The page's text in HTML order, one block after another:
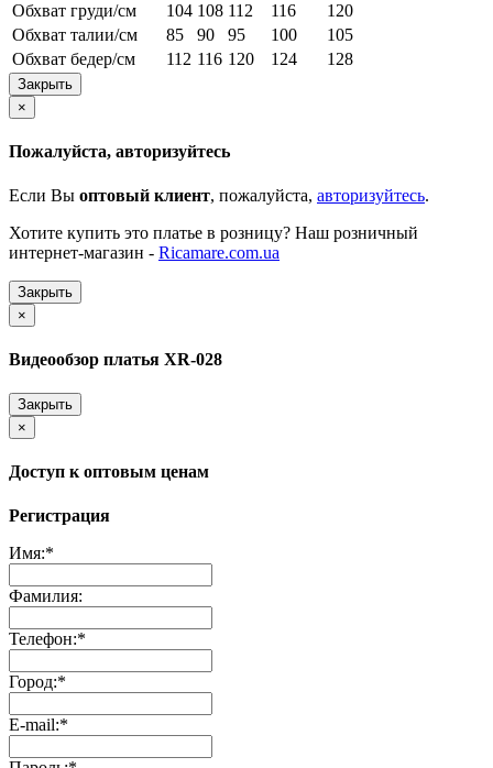
Обхват груди/см
104 108 112 116
120
Обхват талии/см
85 90 95 100
105
Обхват бедер/см
112 116 120 124 128
Закрыть
×
Пожалуйста, авторизуйтесь
Если Вы оптовый клиент, пожалуйста, авторизуйтесь.
Хотите купить это платье в розницу? Наш розничный
интернет-магазин - Ricamare.com.ua
Закрыть
×
Видеообзор платья XR-028
Закрыть
×
Доступ к оптовым ценам
Регистрация
Имя:*
Фамилия:
Телефон:*
Город:*
E-mail:*